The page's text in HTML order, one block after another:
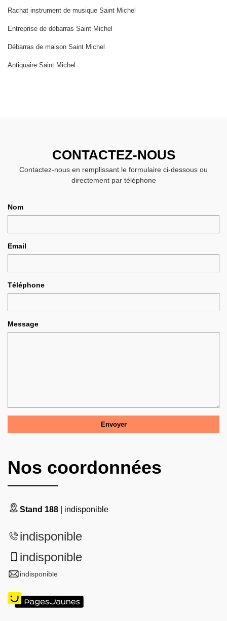
Rachat instrument de musique Saint Michel
Entreprise de débarras Saint Michel
Débarras de maison Saint Michel
Antiquaire Saint Michel
CONTACTEZ-NOUS
Contactez-nous en remplissant le formulaire ci-dessous ou
directement par téléphone
Nom
Email
Téléphone
Message
Nos coordonnées
Stand 188 | indisponible
indisponible
indisponible
indisponible